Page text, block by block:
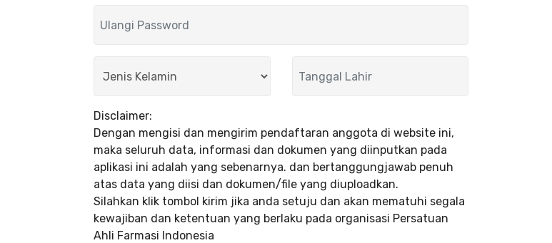
Disclaimer:
Dengan mengisi dan mengirim pendaftaran anggota di website ini,
maka seluruh data, informasi dan dokumen yang diinputkan pada
aplikasi ini adalah yang sebenarnya. dan bertanggungjawab penuh
atas data yang diisi dan dokumen/file yang diuploadkan.
Silahkan klik tombol kirim jika anda setuju dan akan mematuhi segala
kewajiban dan ketentuan yang berlaku pada organisasi Persatuan
Ahli Farmasi Indonesia